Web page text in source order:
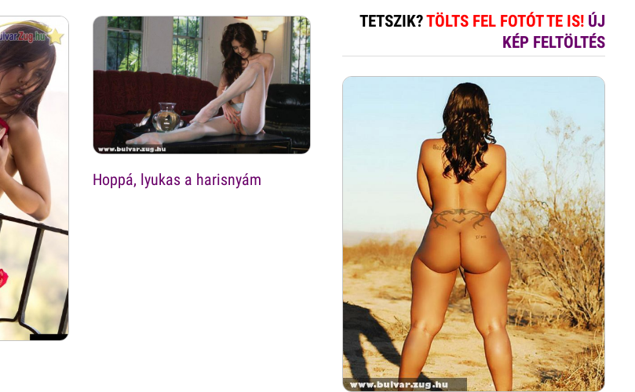
Hoppá, lyukas a harisnyám
TETSZIK?TÖLTS FEL FOTÓT TE IS! ÚJ
KÉP FELTÖLTÉS